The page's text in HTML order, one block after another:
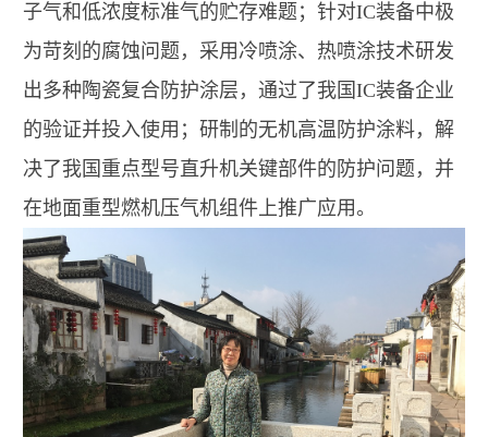
子气和低浓度标准气的贮存难题；针对IC装备中极
为苛刻的腐蚀问题，采用冷喷涂、热喷涂技术研发
出多种陶瓷复合防护涂层，通过了我国IC装备企业
的验证并投入使用；研制的无机高温防护涂料，解
决了我国重点型号直升机关键部件的防护问题，并
在地面重型燃机压气机组件上推广应用。